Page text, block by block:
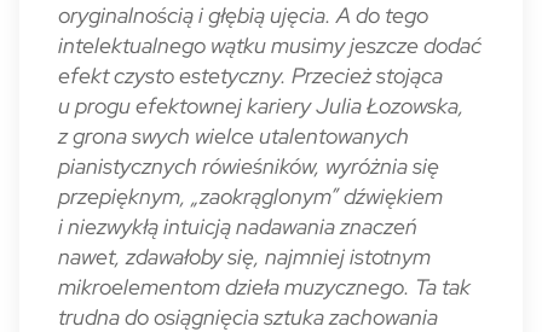
oryginalnością i głębią ujęcia. A do tego
intelektualnego wątku musimy jeszcze dodać
efekt czysto estetyczny. Przecież stojąca
u progu efektownej kariery Julia Łozowska,
z grona swych wielce utalentowanych
pianistycznych rówieśników, wyróżnia się
przepięknym, „zaokrąglonym” dźwiękiem
i niezwykłą intuicją nadawania znaczeń
nawet, zdawałoby się, najmniej istotnym
mikroelementom dzieła muzycznego. Ta tak
trudna do osiągnięcia sztuka zachowania